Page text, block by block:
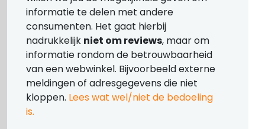
informatie te delen met andere
consumenten. Het gaat hierbij
nadrukkelijk niet om reviews, maar om
informatie rondom de betrouwbaarheid
van een webwinkel. Bijvoorbeeld externe
meldingen of adresgegevens die niet
kloppen. Lees wat wel/niet de bedoeling
is.